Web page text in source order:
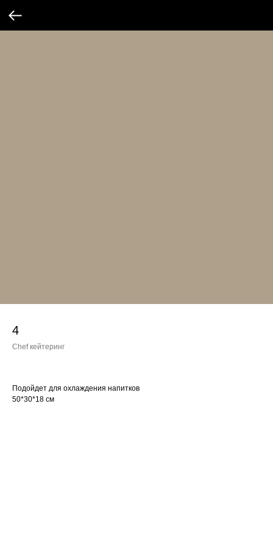
4
Chef кейтеринг
Подойдет для охлаждения напитков
50*30*18 см